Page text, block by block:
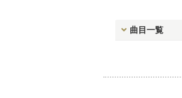
曲目一覧